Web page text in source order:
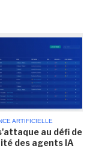
ARTIFICIELLE
au défi de
des agents IA